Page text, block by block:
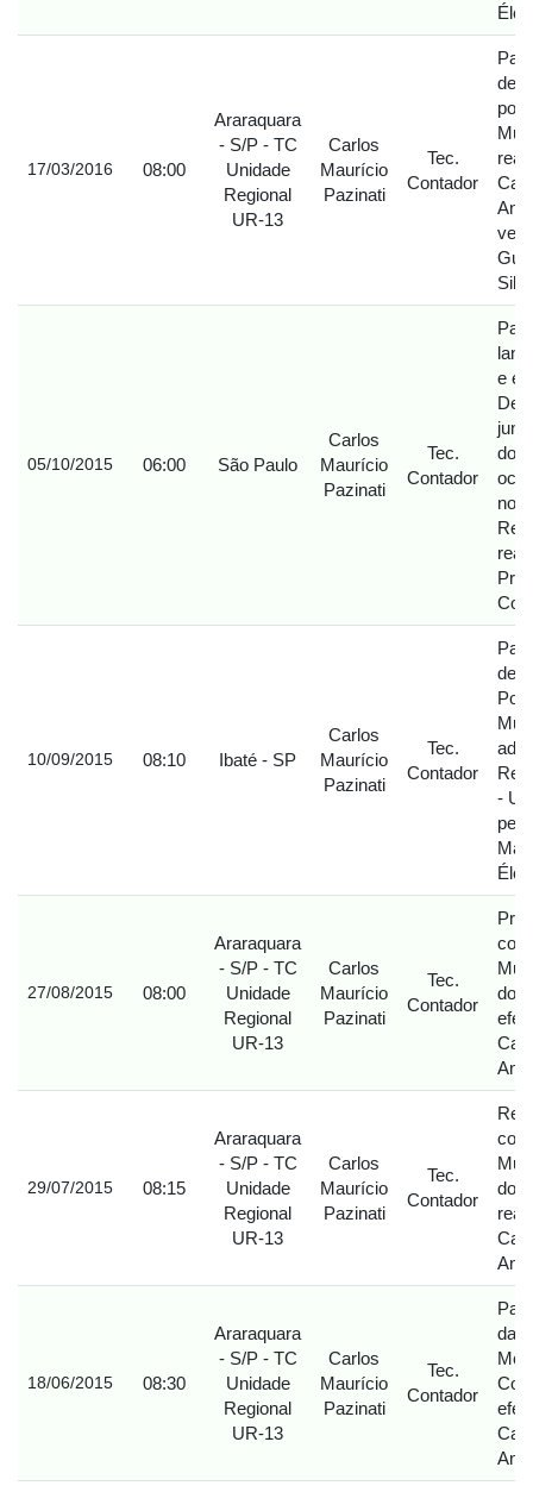
17/03/2016 08:00
Araraquara
- S/P - TC
Unidade
Regional
UR-13
Carlos
Maurício
Pazinati
Tec.
Contador
de
05/10/2015 06:00 São Paulo
Carlos
Maurício
Pazinati
Tec.
Contador
e
do
no
10/09/2015 08:10 Ibaté - SP
Carlos
Maurício
Pazinati
Tec.
Contador
de
-
27/08/2015 08:00
Araraquara
- S/P - TC
Unidade
Regional
UR-13
Carlos
Maurício
Pazinati
Tec.
Contador
do
29/07/2015 08:15
Araraquara
- S/P - TC
Unidade
Regional
UR-13
Carlos
Maurício
Pazinati
Tec.
Contador
do
18/06/2015 08:30
Araraquara
- S/P - TC
Unidade
Regional
UR-13
Carlos
Maurício
Pazinati
Tec.
Contador
da